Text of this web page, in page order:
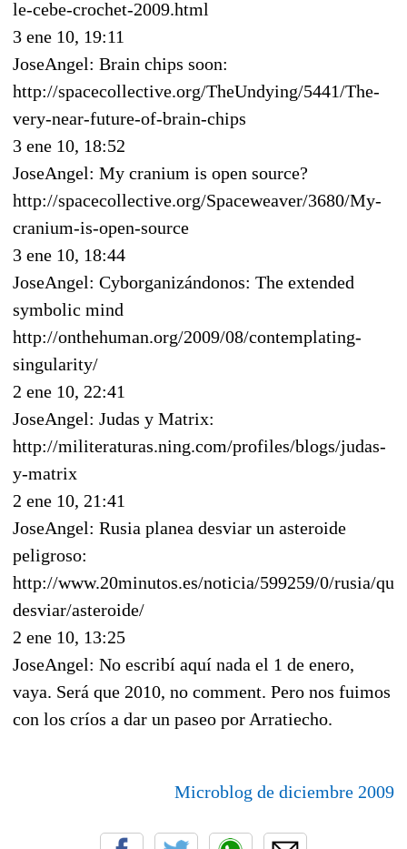
le-cebe-crochet-2009.html
3 ene 10, 19:11
JoseAngel: Brain chips soon:
http://spacecollective.org/TheUndying/5441/The-
very-near-future-of-brain-chips
3 ene 10, 18:52
JoseAngel: My cranium is open source?
http://spacecollective.org/Spaceweaver/3680/My-
cranium-is-open-source
3 ene 10, 18:44
JoseAngel: Cyborganizándonos: The extended
symbolic mind
http://onthehuman.org/2009/08/contemplating-
singularity/
2 ene 10, 22:41
JoseAngel: Judas y Matrix:
http://militeraturas.ning.com/profiles/blogs/judas-
y-matrix
2 ene 10, 21:41
JoseAngel: Rusia planea desviar un asteroide
peligroso:
http://www.20minutos.es/noticia/599259/0/rusia/
desviar/asteroide/
2 ene 10, 13:25
JoseAngel: No escribí aquí nada el 1 de enero,
vaya. Será que 2010, no comment. Pero nos fuimos
con los críos a dar un paseo por Arratiecho.
Microblog de diciembre 2009